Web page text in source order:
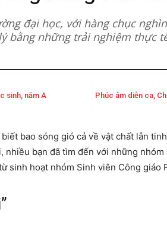
đại học, với hàng chục
bằng những trải nghiệm thực
sinh, năm A Phúc âm diễn ca,
bao sóng gió cả về vật chất lẫn
nhiều bạn đã tìm đến với những nhóm
sinh hoạt nhóm Sinh viên Công giáo